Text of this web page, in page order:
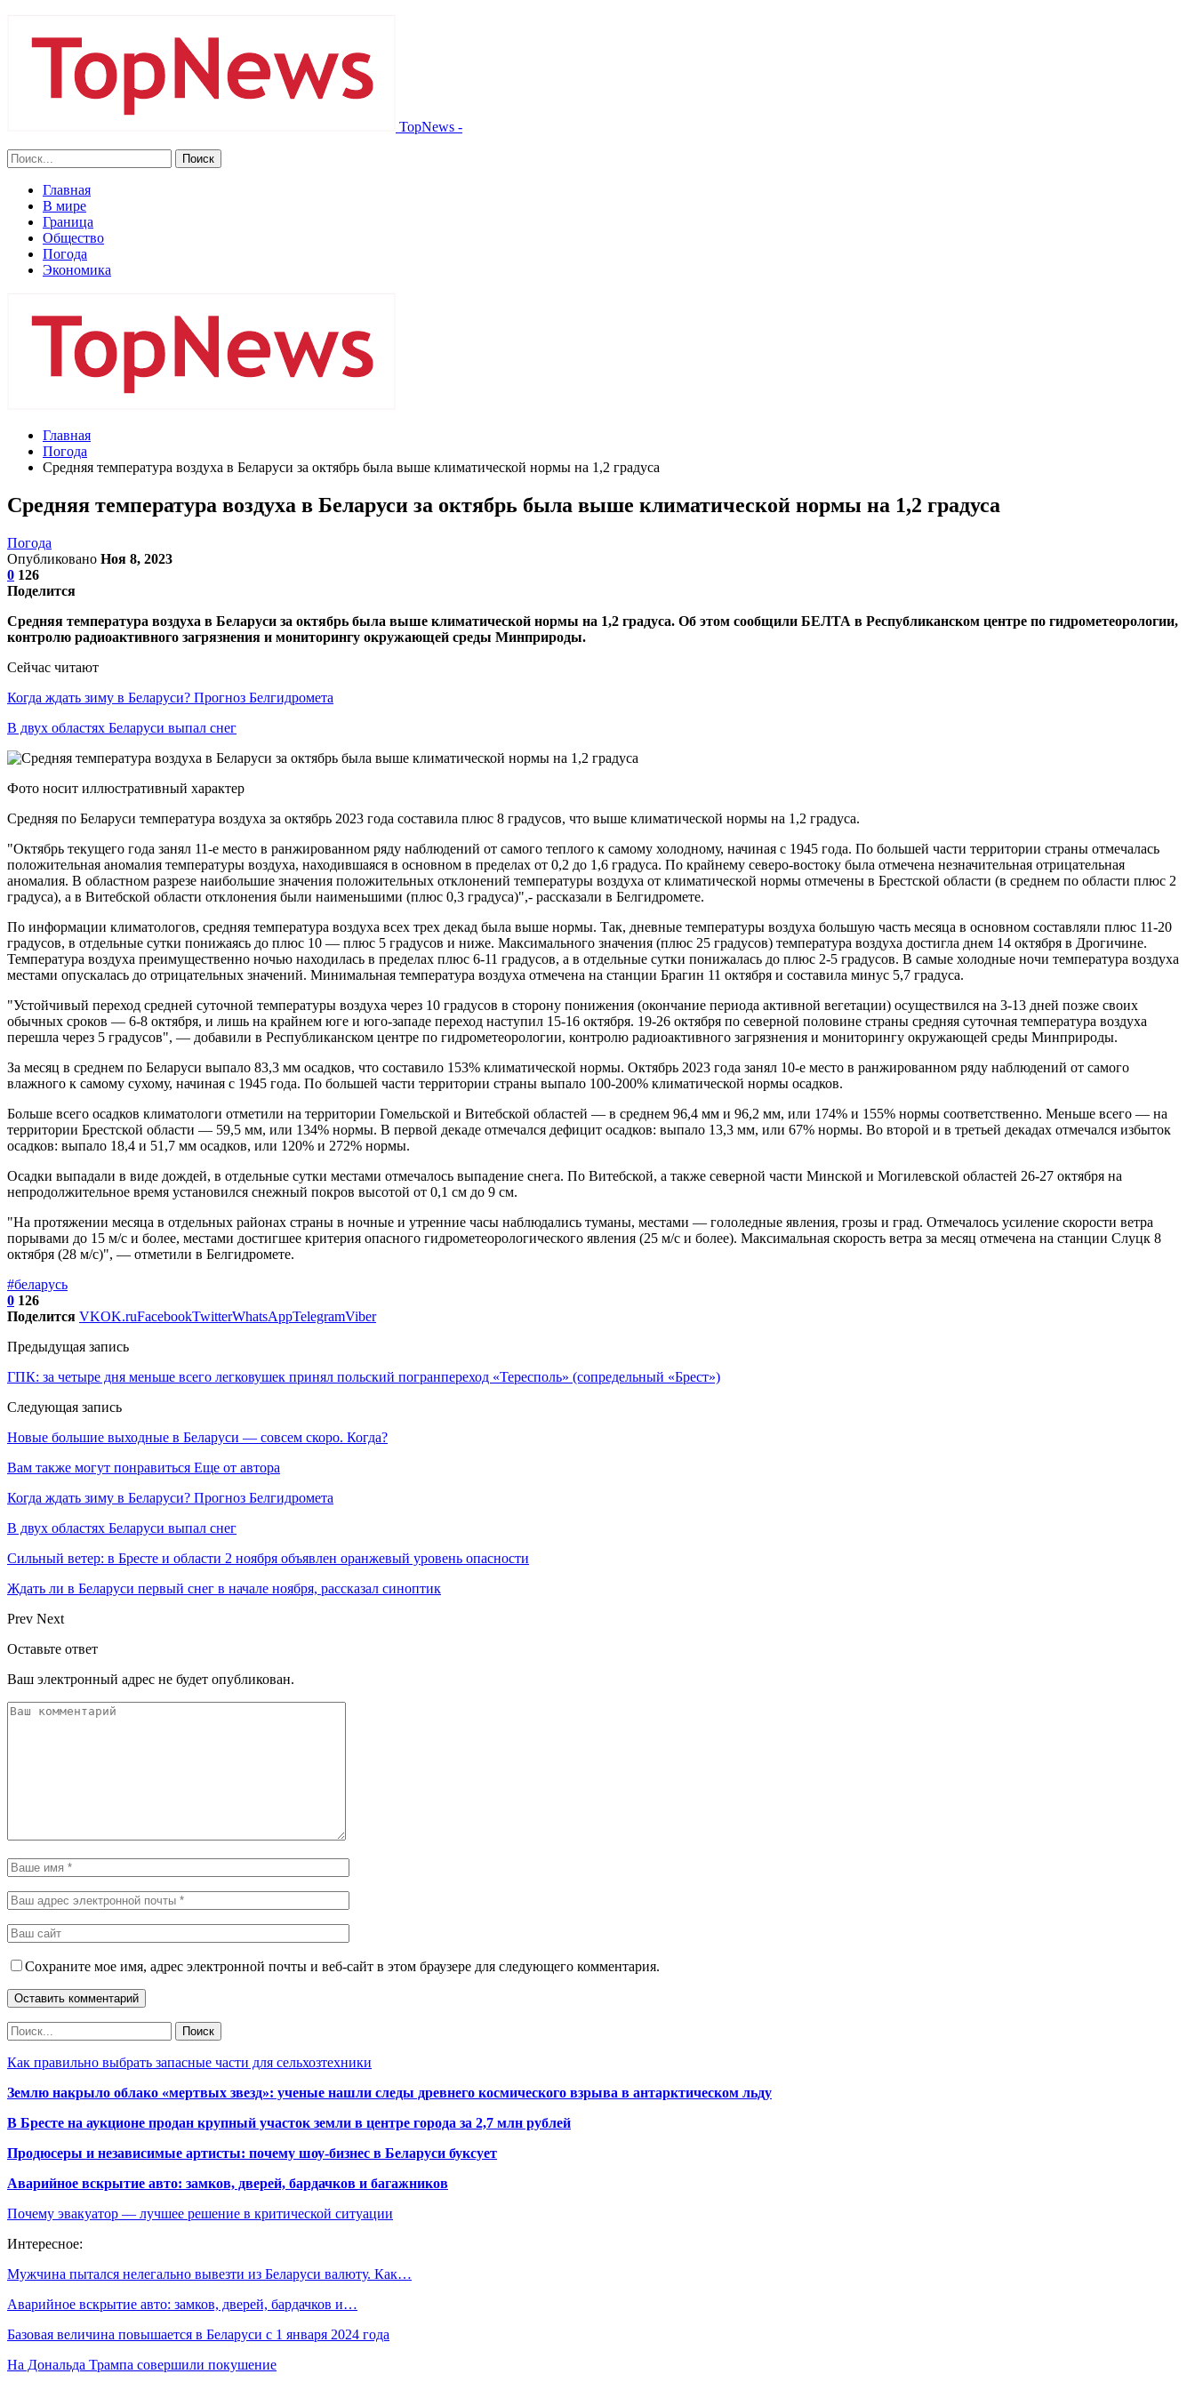
TopNews -
Главная
В мире
Граница
Общество
Погода
Экономика
Главная
Погода
Средняя температура воздуха в Беларуси за октябрь была выше климатической нормы на 1,2 градуса
Средняя температура воздуха в Беларуси за октябрь была выше климатической нормы на 1,2 градуса
Погода
Опубликовано Ноя 8, 2023
0 126
Поделится
Средняя температура воздуха в Беларуси за октябрь была выше климатической нормы на 1,2 градуса. Об этом сообщили БЕЛТА в Республиканском центре по гидрометеорологии,
контролю радиоактивного загрязнения и мониторингу окружающей среды Минприроды.
Сейчас читают
Когда ждать зиму в Беларуси? Прогноз Белгидромета
В двух областях Беларуси выпал снег
Фото носит иллюстративный характер
Средняя по Беларуси температура воздуха за октябрь 2023 года составила плюс 8 градусов, что выше климатической нормы на 1,2 градуса.
"Октябрь текущего года занял 11-е место в ранжированном ряду наблюдений от самого теплого к самому холодному, начиная с 1945 года. По большей части территории страны отмечалась
положительная аномалия температуры воздуха, находившаяся в основном в пределах от 0,2 до 1,6 градуса. По крайнему северо-востоку была отмечена незначительная отрицательная
аномалия. В областном разрезе наибольшие значения положительных отклонений температуры воздуха от климатической нормы отмечены в Брестской области (в среднем по области плюс 2
градуса), а в Витебской области отклонения были наименьшими (плюс 0,3 градуса)",- рассказали в Белгидромете.
По информации климатологов, средняя температура воздуха всех трех декад была выше нормы. Так, дневные температуры воздуха большую часть месяца в основном составляли плюс 11-20
градусов, в отдельные сутки понижаясь до плюс 10 — плюс 5 градусов и ниже. Максимального значения (плюс 25 градусов) температура воздуха достигла днем 14 октября в Дрогичине.
Температура воздуха преимущественно ночью находилась в пределах плюс 6-11 градусов, а в отдельные сутки понижалась до плюс 2-5 градусов. В самые холодные ночи температура воздуха
местами опускалась до отрицательных значений. Минимальная температура воздуха отмечена на станции Брагин 11 октября и составила минус 5,7 градуса.
"Устойчивый переход средней суточной температуры воздуха через 10 градусов в сторону понижения (окончание периода активной вегетации) осуществился на 3-13 дней позже своих
обычных сроков — 6-8 октября, и лишь на крайнем юге и юго-западе переход наступил 15-16 октября. 19-26 октября по северной половине страны средняя суточная температура воздуха
перешла через 5 градусов", — добавили в Республиканском центре по гидрометеорологии, контролю радиоактивного загрязнения и мониторингу окружающей среды Минприроды.
За месяц в среднем по Беларуси выпало 83,3 мм осадков, что составило 153% климатической нормы. Октябрь 2023 года занял 10-е место в ранжированном ряду наблюдений от самого
влажного к самому сухому, начиная с 1945 года. По большей части территории страны выпало 100-200% климатической нормы осадков.
Больше всего осадков климатологи отметили на территории Гомельской и Витебской областей — в среднем 96,4 мм и 96,2 мм, или 174% и 155% нормы соответственно. Меньше всего — на
территории Брестской области — 59,5 мм, или 134% нормы. В первой декаде отмечался дефицит осадков: выпало 13,3 мм, или 67% нормы. Во второй и в третьей декадах отмечался избыток
осадков: выпало 18,4 и 51,7 мм осадков, или 120% и 272% нормы.
Осадки выпадали в виде дождей, в отдельные сутки местами отмечалось выпадение снега. По Витебской, а также северной части Минской и Могилевской областей 26-27 октября на
непродолжительное время установился снежный покров высотой от 0,1 см до 9 см.
"На протяжении месяца в отдельных районах страны в ночные и утренние часы наблюдались туманы, местами — гололедные явления, грозы и град. Отмечалось усиление скорости ветра
порывами до 15 м/с и более, местами достигшее критерия опасного гидрометеорологического явления (25 м/с и более). Максимальная скорость ветра за месяц отмечена на станции Слуцк 8
октября (28 м/с)", — отметили в Белгидромете.
#беларусь
0 126
Поделится VKOK.ruFacebookTwitterWhatsAppTelegramViber
Предыдущая запись
ГПК: за четыре дня меньше всего легковушек принял польский погранпереход «Тересполь» (сопредельный «Брест»)
Следующая запись
Новые большие выходные в Беларуси — совсем скоро. Когда?
Вам также могут понравиться Еще от автора
Когда ждать зиму в Беларуси? Прогноз Белгидромета
В двух областях Беларуси выпал снег
Сильный ветер: в Бресте и области 2 ноября объявлен оранжевый уровень опасности
Ждать ли в Беларуси первый снег в начале ноября, рассказал синоптик
Prev Next
Оставьте ответ
Ваш электронный адрес не будет опубликован.
Сохраните мое имя, адрес электронной почты и веб-сайт в этом браузере для следующего комментария.
Как правильно выбрать запасные части для сельхозтехники
Землю накрыло облако «мертвых звезд»: ученые нашли следы древнего космического взрыва в антарктическом льду
В Бресте на аукционе продан крупный участок земли в центре города за 2,7 млн рублей
Продюсеры и независимые артисты: почему шоу-бизнес в Беларуси буксует
Аварийное вскрытие авто: замков, дверей, бардачков и багажников
Почему эвакуатор — лучшее решение в критической ситуации
Интересное:
Мужчина пытался нелегально вывезти из Беларуси валюту. Как…
Аварийное вскрытие авто: замков, дверей, бардачков и…
Базовая величина повышается в Беларуси с 1 января 2024 года
На Дональда Трампа совершили покушение